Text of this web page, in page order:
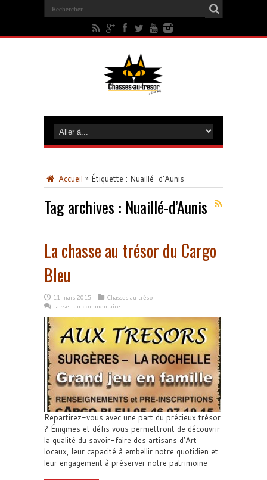
Accueil » Étiquette : Nuaillé-d’Aunis
Tag archives : Nuaillé-d’Aunis
La chasse au trésor du Cargo
Bleu
11 mars 2015
Chasses au trésor
Laisser un commentaire
Repartirez-vous avec une part du précieux trésor
? Énigmes et défis vous permettront de découvrir
la qualité du savoir-faire des artisans d’Art
locaux, leur capacité à embellir notre quotidien et
leur engagement à préserver notre patrimoine